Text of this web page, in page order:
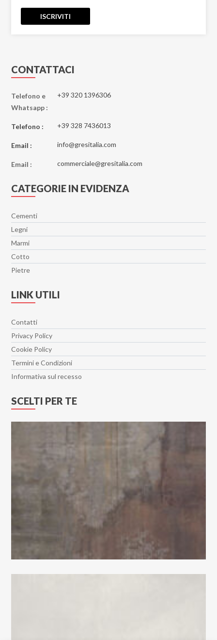
ISCRIVITI
CONTATTACI
Telefono e
Whatsapp :
+39 320 1396306
Telefono : +39 328 7436013
Email : info@gresitalia.com
Email : commerciale@gresitalia.com
CATEGORIE IN EVIDENZA
Cementi
Legni
Marmi
Cotto
Pietre
LINK UTILI
Contatti
Privacy Policy
Cookie Policy
Termini e Condizioni
Informativa sul recesso
SCELTI PER TE